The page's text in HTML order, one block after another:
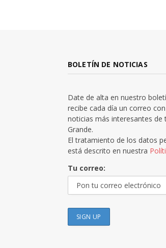
BOLETÍN DE NOTICIAS
Date de alta en nuestro
recibe cada día un correo
noticias más interesantes de
Grande.
El tratamiento de los datos
está descrito en nuestra
Tu correo: